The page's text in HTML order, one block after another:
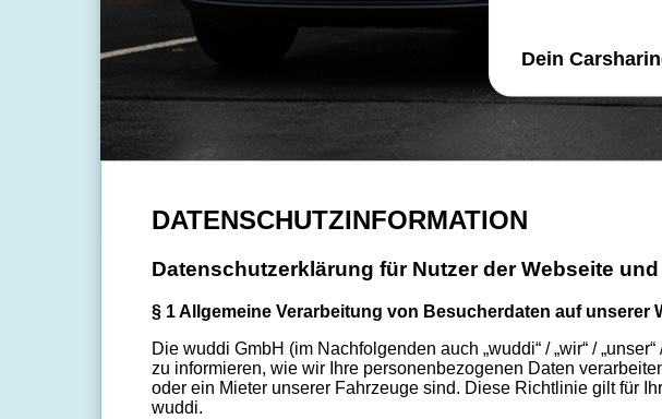
Dein
DATENSCHUTZINFORMATION
Datenschutzerklärung für Nutzer der Webseite
§ 1 Allgemeine Verarbeitung von Besucherdaten auf unserer
Die wuddi GmbH (im Nachfolgenden auch „wuddi“ / „wir“ /
zu informieren, wie wir Ihre personenbezogenen Daten
oder ein Mieter unserer Fahrzeuge sind. Diese Richtlinie gilt für
wuddi.